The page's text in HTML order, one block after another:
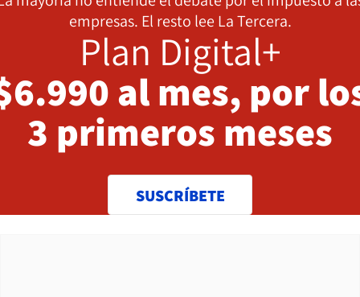
empresas. El resto lee La Tercera.
Plan Digital+
al mes, por
3 primeros meses
SUSCRÍBETE